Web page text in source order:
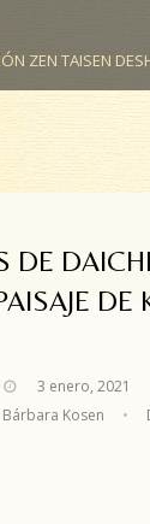
ZEN TAISEN
DE
DE
3 enero, 2021
Kosen
•